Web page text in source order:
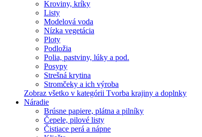
Kroviny, kríky
Listy
Modelová voda
Nízka vegetácia
Ploty
Podložia
Polia, pastviny, lúky a pod.
Posypy
Strešná krytina
Stromčeky a ich výroba
Zobraz všetko v kategórii Tvorba krajiny a doplnky
Náradie
Brúsne papiere, plátna a pilníky
Čepele, pilové listy
Čistiace perá a nápne